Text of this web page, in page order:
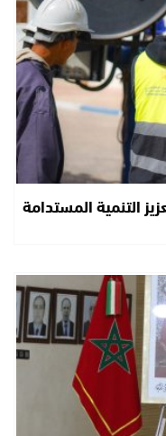
التنمية المستدامة